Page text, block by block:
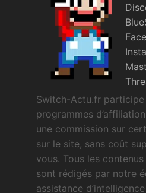
Switch-Actu.fr participe
programmes
une commission sur
sur le site, sans coût
vous. Tous les
sont rédigés par notre
assistance